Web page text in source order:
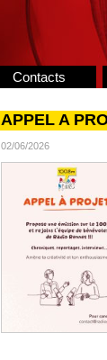
Contacts
APPEL A
02/06/2026